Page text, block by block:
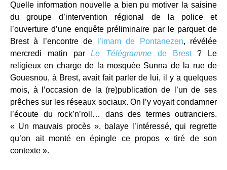
Quelle information nouvelle a bien pu motiver la saisine
du groupe d’intervention régional de la police et
l’ouverture d’une enquête préliminaire par le parquet de
Brest à l’encontre de
l’imam de Pontanezen, révélée
mercredi matin parLe Télégramme de Brest? Le
religieux en charge de la mosquée Sunna de la rue de
Gouesnou, à Brest, avait fait parler de lui, il y a quelques
mois, à l’occasion de la (re)publication de l’un de ses
prêches sur les réseaux sociaux. On l’y voyait condamner
l’écoute du rock’n’roll… dans des termes outranciers.
« Un mauvais procès », balaye l’intéressé, qui regrette
qu’on ait monté en épingle ce propos « tiré de son
contexte ».